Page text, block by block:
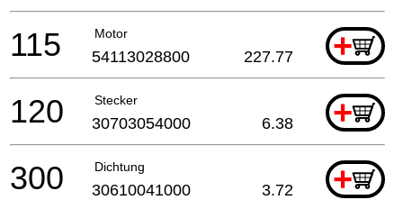
Motor +
115 54113028800 227.77
Stecker +
120 30703054000 6.38
Dichtung +
300 30610041000 3.72